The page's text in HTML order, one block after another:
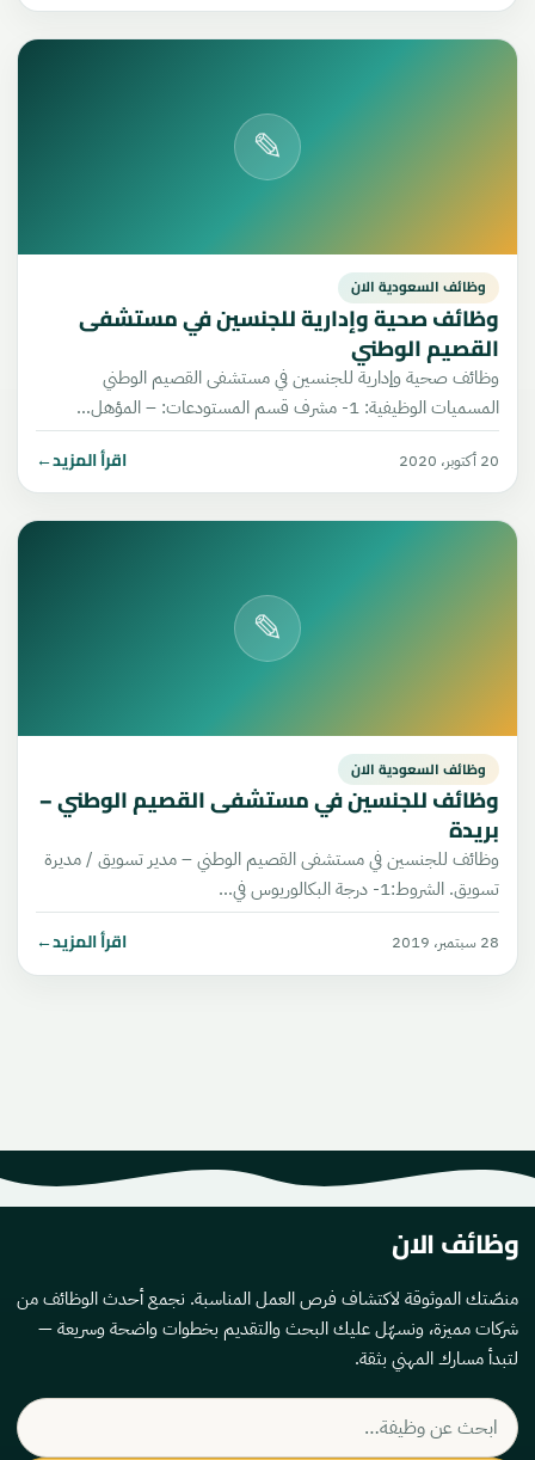
✎
وظائف السعودية الان
وظائف صحية وإدارية للجنسين في مستشفى
القصيم الوطني
وظائف صحية وإدارية للجنسين في مستشفى القصيم الوطني
المسميات الوظيفية: 1- مشرف قسم المستودعات: – المؤهل…
20 أكتوبر، 2020 اقرأ المزيد←
✎
وظائف السعودية الان
وظائف للجنسين في مستشفى القصيم الوطني –
بريدة
وظائف للجنسين في مستشفى القصيم الوطني – مدير تسويق / مديرة
تسويق. الشروط:1- درجة البكالوريوس في…
28 سبتمبر، 2019 اقرأ المزيد←
وظائف الان
منصّتك الموثوقة لاكتشاف فرص العمل المناسبة. نجمع أحدث الوظائف من
شركات مميزة، ونسهّل عليك البحث والتقديم بخطوات واضحة وسريعة —
لتبدأ مسارك المهني بثقة.
بحث
عن